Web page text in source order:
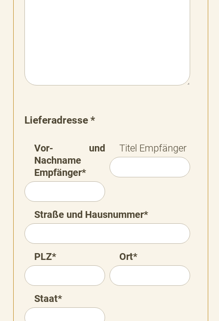
Lieferadresse *
Vor- und
Nachname
Empfänger*
Titel Empfänger
Straße und Hausnummer*
PLZ* Ort*
Staat*